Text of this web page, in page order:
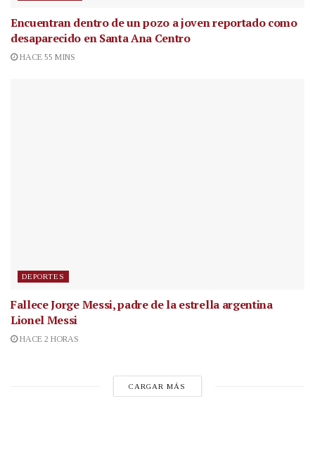
Encuentran dentro de un pozo a joven reportado como
desaparecido en Santa Ana Centro
HACE 55 MINS
DEPORTES
Fallece Jorge Messi, padre de la estrella argentina
Lionel Messi
HACE 2 HORAS
CARGAR MÁS